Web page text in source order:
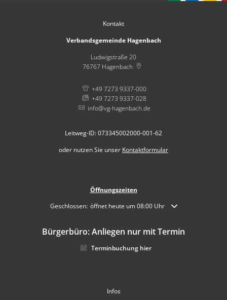
Kontakt
Verbandsgemeinde Hagenbach
Ludwigstraße 20
76767 Hagenbach
+49 7273 9337-000
+49 7273 9337-028
info@vg-hagenbach.de
Leitweg-ID: 073345002000-001-62
oder nutzen Sie unser Kontaktformular
Öffnungszeiten
Klicken, um weitere Öffnungs- oder Schließzeiten
Geschlossen: öffnet heute um 08:00 Uhr
Bürgerbüro: Anliegen nur mit Termin
Terminbuchung hier
Infos